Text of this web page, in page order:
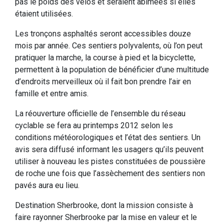
étaient utilisées.
Les tronçons asphaltés seront accessibles douze
mois par année. Ces sentiers polyvalents, où l’on peut
pratiquer la marche, la course à pied et la bicyclette,
permettent à la population de bénéficier d’une multitude
d’endroits merveilleux où il fait bon prendre l’air en
famille et entre amis.
La réouverture officielle de l’ensemble du réseau
cyclable se fera au printemps 2012 selon les
conditions météorologiques et l’état des sentiers. Un
avis sera diffusé informant les usagers qu’ils peuvent
utiliser à nouveau les pistes constituées de poussière
de roche une fois que l’assèchement des sentiers non
pavés aura eu lieu.
Destination Sherbrooke, dont la mission consiste à
faire rayonner Sherbrooke par la mise en valeur et le